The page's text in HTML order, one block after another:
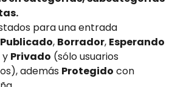
para una entrada
Publicado, Borrador, Esperando
y Privado (sólo usuarios
además Protegido con